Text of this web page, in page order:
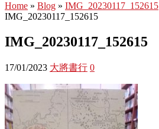
Home » Blog » IMG_20230117_152615
IMG_20230117_152615
IMG_20230117_152615
17/01/2023 大將書行 0